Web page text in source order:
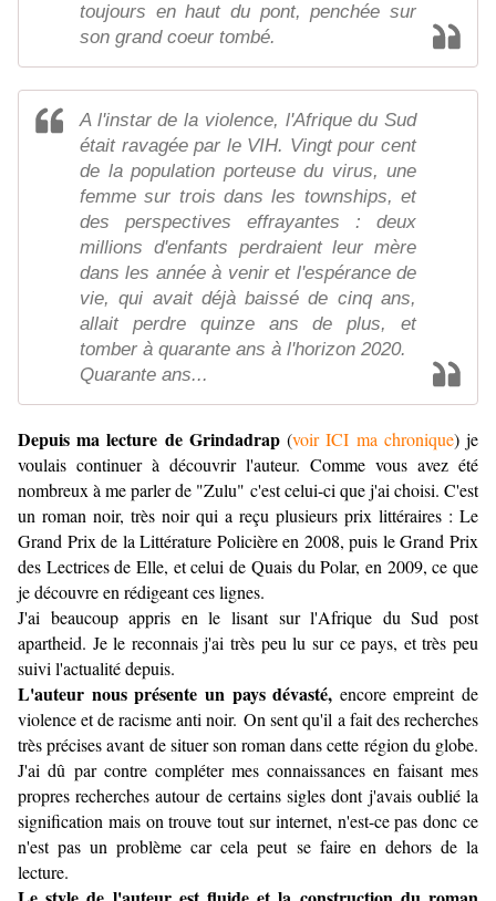
toujours en haut du pont, penchée sur
son grand coeur tombé.
A l'instar de la violence, l'Afrique du Sud
était ravagée par le VIH. Vingt pour cent
de la population porteuse du virus, une
femme sur trois dans les townships, et
des perspectives effrayantes : deux
millions d'enfants perdraient leur mère
dans les année à venir et l'espérance de
vie, qui avait déjà baissé de cinq ans,
allait perdre quinze ans de plus, et
tomber à quarante ans à l'horizon 2020.
Quarante ans...
Depuis ma lecture de Grindadrap(voir ICI ma chronique) je
voulais continuer à découvrir l'auteur. Comme vous avez été
nombreux à me parler de "Zulu" c'est celui-ci que j'ai choisi. C'est
un roman noir, très noir qui a reçu plusieurs prix littéraires : Le
Grand Prix de la Littérature Policière en 2008, puis le Grand Prix
des Lectrices de Elle, et celui de Quais du Polar, en 2009, ce que
je découvre en rédigeant ces lignes.
J'ai beaucoup appris en le lisant sur l'Afrique du Sud post
apartheid. Je le reconnais j'ai très peu lu sur ce pays, et très peu
suivi l'actualité depuis.
L'auteur nous présente un pays dévasté, encore empreint de
violence et de racisme anti noir. On sent qu'il a fait des recherches
très précises avant de situer son roman dans cette région du globe.
J'ai dû par contre compléter mes connaissances en faisant mes
propres recherches autour de certains sigles dont j'avais oublié la
signification mais on trouve tout sur internet, n'est-ce pas donc ce
n'est pas un problème car cela peut se faire en dehors de la
lecture.